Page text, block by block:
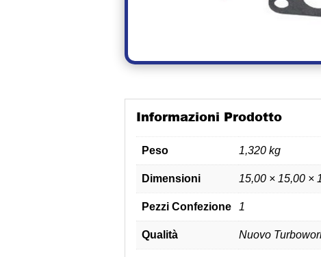
Informazioni Prodotto
Peso 1,320 kg
Dimensioni 15,00 × 15,00 ×
Pezzi Confezione 1
Qualità Nuovo